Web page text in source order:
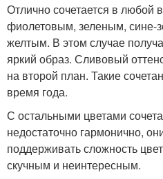
Отлично сочетается в любой
фиолетовым, зеленым, сине-
желтым. В этом случае
яркий образ. Сливовый
на второй план. Такие
время года.
С остальными цветами
недостаточно гармонично,
поддерживать сложность
скучным и неинтересным.